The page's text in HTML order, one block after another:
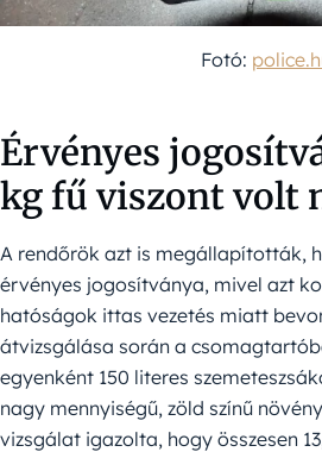
Fotó:
Érvényes
kg fű viszont volt
A rendőrök azt is megállapították,
érvényes jogosítványa, mivel azt
hatóságok ittas vezetés miatt
átvizsgálása során a
egyenként 150 literes
nagy mennyiségű, zöld színű
vizsgálat igazolta, hogy összesen